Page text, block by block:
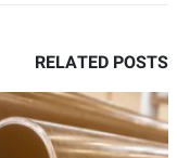
RELATED POSTS